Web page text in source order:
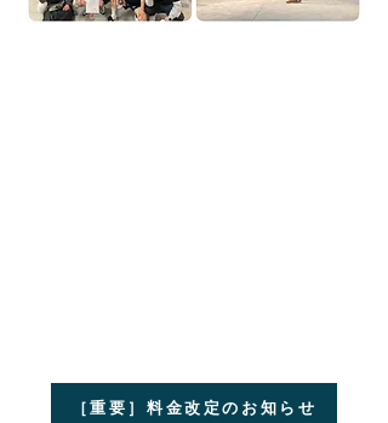
［重要］料金改定のお知らせ